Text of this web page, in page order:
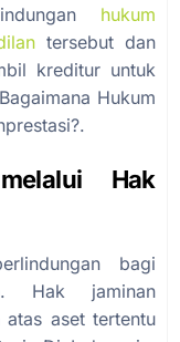
hukum
tersebut dan
kreditur untuk
Hukum
Hak
bagi
Hak jaminan
aset tertentu